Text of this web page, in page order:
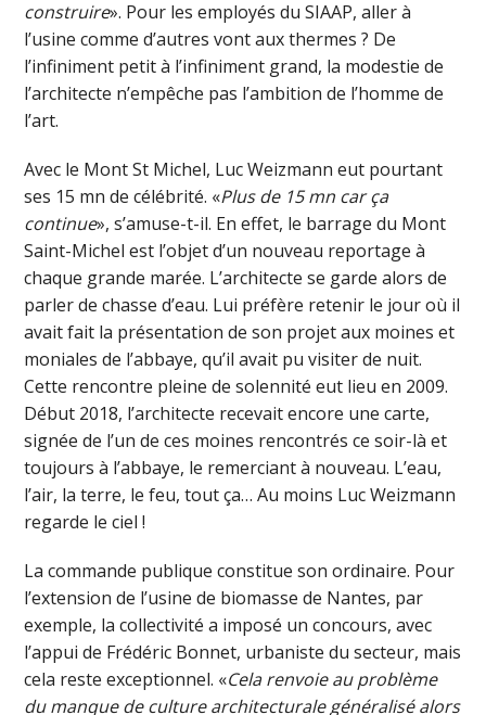
construire». Pour les employés du SIAAP, aller à
l’usine comme d’autres vont aux thermes ? De
l’infiniment petit à l’infiniment grand, la modestie de
l’architecte n’empêche pas l’ambition de l’homme de
l’art.
Avec le Mont St Michel, Luc Weizmann eut pourtant
ses 15 mn de célébrité. «Plus de 15 mn car ça
continue», s’amuse-t-il. En effet, le barrage du Mont
Saint-Michel est l’objet d’un nouveau reportage à
chaque grande marée. L’architecte se garde alors de
parler de chasse d’eau. Lui préfère retenir le jour où il
avait fait la présentation de son projet aux moines et
moniales de l’abbaye, qu’il avait pu visiter de nuit.
Cette rencontre pleine de solennité eut lieu en 2009.
Début 2018, l’architecte recevait encore une carte,
signée de l’un de ces moines rencontrés ce soir-là et
toujours à l’abbaye, le remerciant à nouveau. L’eau,
l’air, la terre, le feu, tout ça… Au moins Luc Weizmann
regarde le ciel !
La commande publique constitue son ordinaire. Pour
l’extension de l’usine de biomasse de Nantes, par
exemple, la collectivité a imposé un concours, avec
l’appui de Frédéric Bonnet, urbaniste du secteur, mais
cela reste exceptionnel. «Cela renvoie au problème
du manque de culture architecturale généralisé alors